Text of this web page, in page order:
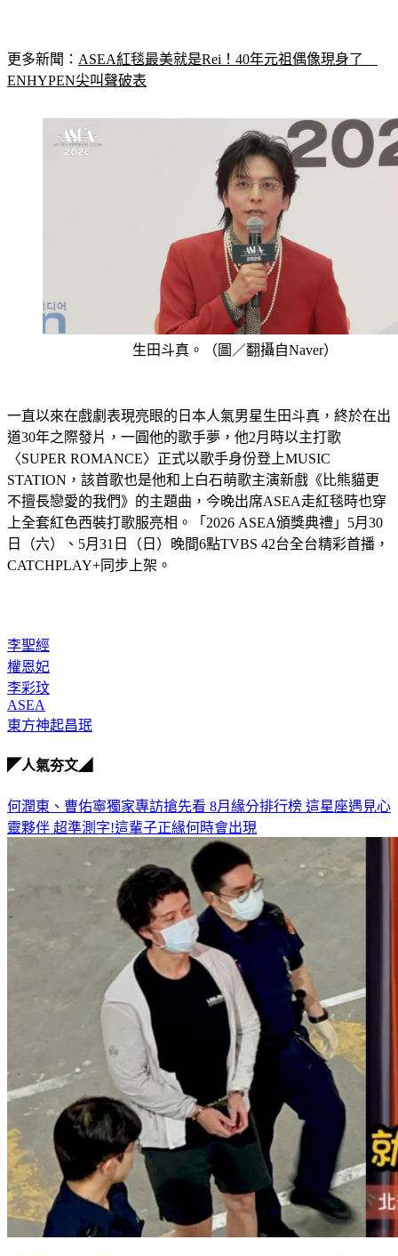
更多新聞： ASEA紅毯最美就是Rei！40年元祖偶像現身了
ENHYPEN尖叫聲破表
生田斗真。（圖／翻攝自Naver）
一直以來在戲劇表現亮眼的日本人氣男星生田斗真，終於在出
道30年之際發片，一圓他的歌手夢，他2月時以主打歌
〈SUPER ROMANCE〉正式以歌手身份登上MUSIC
STATION，該首歌也是他和上白石萌歌主演新戲《比熊貓更
不擅長戀愛的我們》的主題曲，今晚出席ASEA走紅毯時也穿
上全套紅色西裝打歌服亮相。「2026 ASEA頒獎典禮」5月30
日（六）、5月31日（日）晚間6點TVBS 42台全台精彩首播，
CATCHPLAY+同步上架。
李聖經
權恩妃
李彩玟
ASEA
東方神起昌珉
◤人氣夯文◢
何潤東、曹佑寧獨家專訪搶先看 8月緣分排行榜 這星座遇見心
靈夥伴 超準測字!這輩子正緣何時會出現